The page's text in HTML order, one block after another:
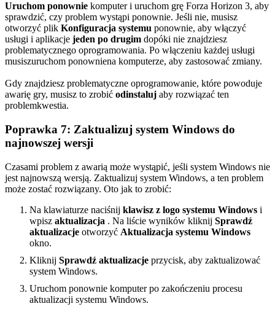
Uruchom ponownie komputer i uruchom grę Forza Horizon 3, aby
sprawdzić, czy problem wystąpi ponownie. Jeśli nie, musisz
otworzyć plik Konfiguracja systemu ponownie, aby włączyć
usługi i aplikacje jeden po drugim dopóki nie znajdziesz
problematycznego oprogramowania. Po włączeniu każdej usługi
musiszuruchom ponowniena komputerze, aby zastosować zmiany.
Gdy znajdziesz problematyczne oprogramowanie, które powoduje
awarię gry, musisz to zrobić odinstaluj aby rozwiązać ten
problemkwestia.
Poprawka 7: Zaktualizuj system Windows do
najnowszej wersji
Czasami problem z awarią może wystąpić, jeśli system Windows nie
jest najnowszą wersją. Zaktualizuj system Windows, a ten problem
może zostać rozwiązany. Oto jak to zrobić:
Na klawiaturze naciśnij klawisz z logo systemu Windows i
wpisz aktualizacja . Na liście wyników kliknij Sprawdź
aktualizacje otworzyć Aktualizacja systemu Windows
okno.
Kliknij Sprawdź aktualizacje przycisk, aby zaktualizować
system Windows.
Uruchom ponownie komputer po zakończeniu procesu
aktualizacji systemu Windows.